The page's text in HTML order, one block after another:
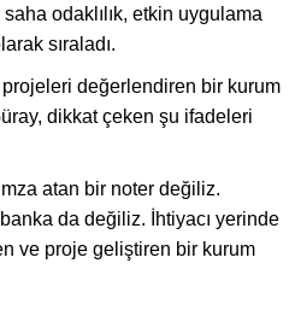
odaklılık, etkin uygulama
sıraladı.
projeleri değerlendiren bir kurum
dikkat çeken şu ifadeleri
atan bir noter değiliz.
da değiliz. İhtiyacı yerinde
ve proje geliştiren bir kurum